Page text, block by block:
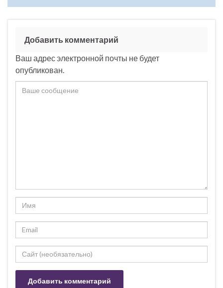
Добавить комментарий
Ваш адрес электронной почты не будет
опубликован.